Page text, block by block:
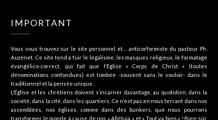
IMPORTANT
Vous vous trouvez sur le site personnel et… anticorformiste du pasteur Ph.
Auzenet. Ce site tend à fuir le légalisme, les masques religieux, le formatage
évangélico-correct, qui fait que l'Eglise « Corps de Christ » (toutes
dénominations confondues) est tombée -souvent sans le vouloir- dans le
traditionnel et la pensée unique.
L'Église et les chrétiens doivent s’incarner davantage, au quotidien, dans la
société, dans la cité, dans les quartiers. Ce n'est pas en nous terrant dans nos
assemblées, nos églises, comme dans des bunkers, que nous pourrons
transformer le monde à cause de nos « Alléluia » et « Tout va bien » ! Bien sûr,